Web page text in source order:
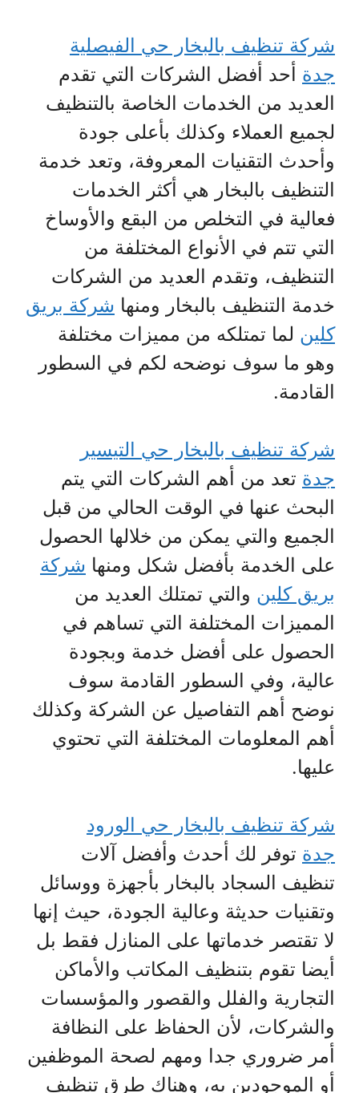
شركة تنظيف بالبخار حي الفيصلية
جدة أحد أفضل الشركات التي تقدم
العديد من الخدمات الخاصة بالتنظيف
لجميع العملاء وكذلك بأعلى جودة
وأحدث التقنيات المعروفة، وتعد خدمة
التنظيف بالبخار هي أكثر الخدمات
فعالية في التخلص من البقع والأوساخ
التي تتم في الأنواع المختلفة من
التنظيف، وتقدم العديد من الشركات
خدمة التنظيف بالبخار ومنها شركة بريق
كلين لما تمتلكه من مميزات مختلفة
وهو ما سوف نوضحه لكم في السطور
القادمة.
شركة تنظيف بالبخار حي التيسير
جدة تعد من أهم الشركات التي يتم
البحث عنها في الوقت الحالي من قبل
الجميع والتي يمكن من خلالها الحصول
على الخدمة بأفضل شكل ومنها شركة
بريق كلين والتي تمتلك العديد من
المميزات المختلفة التي تساهم في
الحصول على أفضل خدمة وبجودة
عالية، وفي السطور القادمة سوف
نوضح أهم التفاصيل عن الشركة وكذلك
أهم المعلومات المختلفة التي تحتوي
عليها.
شركة تنظيف بالبخار حي الورود
جدة توفر لك أحدث وأفضل آلات
تنظيف السجاد بالبخار بأجهزة ووسائل
وتقنيات حديثة وعالية الجودة، حيث إنها
لا تقتصر خدماتها على المنازل فقط بل
أيضا تقوم بتنظيف المكاتب والأماكن
التجارية والفلل والقصور والمؤسسات
والشركات، لأن الحفاظ على النظافة
أمر ضروري جدا ومهم لصحة الموظفين
أو الموجودين به، وهناك طرق تنظيف